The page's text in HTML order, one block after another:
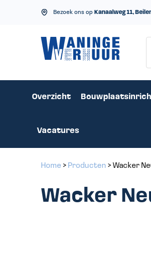
Bezoek ons op Kanaalweg 11,
Overzicht
Vacatures
Home > Producten >Wacker
Wacker